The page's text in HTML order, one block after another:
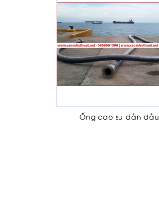
Ống cao su dẫn dầu